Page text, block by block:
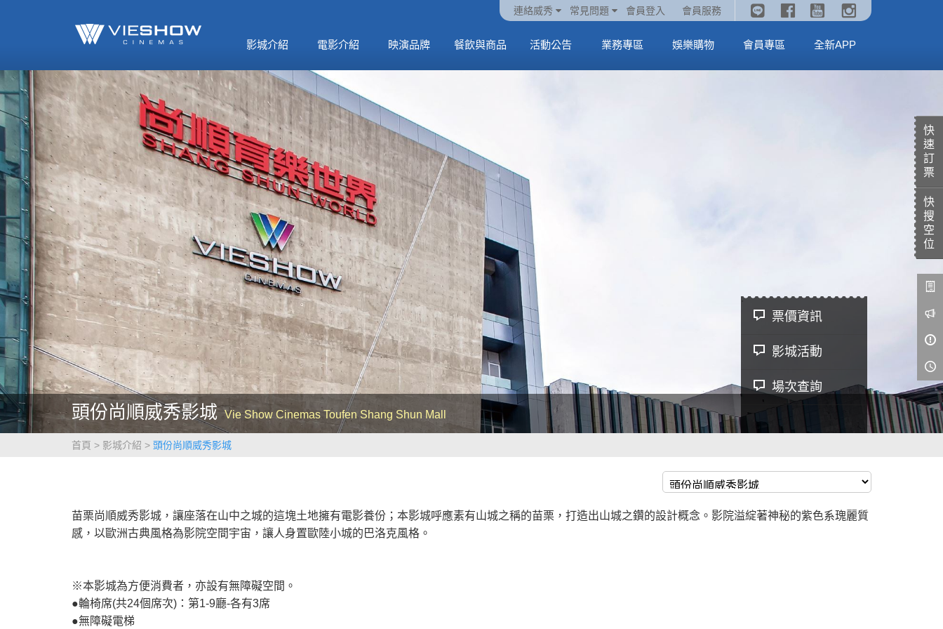
連絡威秀 常見問題 會員登入 會員服務
影城介紹 電影介紹
MORE MORE
火熱預售中《橡樹街
末日》
MORE
火熱預售中《汪汪隊立大功：恐龍大電影》
映演品牌 餐飲與商品
MORE MORE
🥤威秀獨家電影套餐
🥤全台熱賣中
MORE
《劇場版吉伊卡哇》🥤威秀獨家電影套餐🥤
全台熱賣中
MORE
活動公告 業務專區 娛樂購物 會員專區 全新APP
快
速
訂
票
快
搜
空
位
頭份尚順威秀影城 Vie Show Cinemas Toufen Shang Shun Mall
票價資訊
影城活動
場次查詢
首頁 影城介紹 頭份尚順威秀影城
苗栗尚順威秀影城，讓座落在山中之城的這塊土地擁有電影養份；本影城呼應素有山城之稱的苗栗，打造出山城之鑽的設計概念。影院溢綻著神秘的紫色系瑰麗質
感，以歐洲古典風格為影院空間宇宙，讓人身置歐陸小城的巴洛克風格。
※本影城為方便消費者，亦設有無障礙空間。
●輪椅席(共24個席次)：第1-9廳-各有3席
●無障礙電梯